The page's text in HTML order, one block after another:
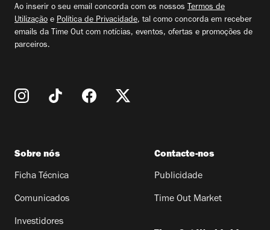
Ao inserir o seu email concorda com os nossos Termos de
Utilização e Política de Privacidade, tal como concorda em receber
emails da Time Out com notícias, eventos, ofertas e promoções de
parceiros.
Sobre nós
Ficha Técnica
Comunicados
Investidores
Contacte-nos
Publicidade
Time Out Market